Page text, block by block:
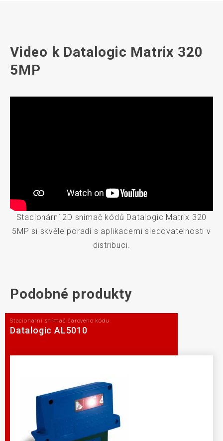
Video k Datalogic Matrix 320
5MP
Stacionární 2D snímač kódů Datalogic Matrix 320
5MP si skvěle poradí s aplikacemi sledovatelnosti v
distribuci.
Podobné produkty
Stacionární snímač čárového kódu
Datalogic AL5010